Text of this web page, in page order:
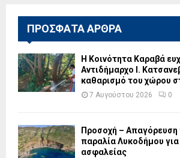
ΠΡΟΣΦΑΤΑ ΑΡΘΡΑ
Η Κοινότητα Καραβά
Αντιδήμαρχο Ι.
καθαρισμό του χώρου
7 Αυγούστου 2026 0
Προσοχή –
παραλία Λυκοδήμου
ασφαλείας